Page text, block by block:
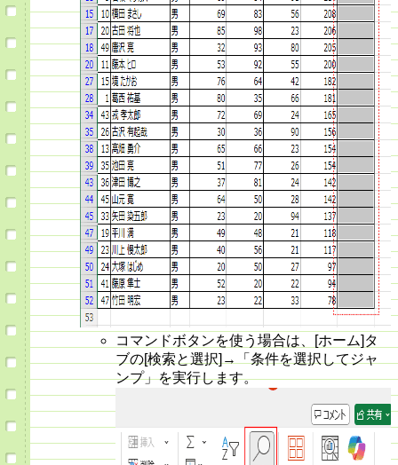
コマンドボタンを使う場合は、[ホーム]タ
ブの[検索と選択]→「条件を選択してジャ
ンプ」を実行します。